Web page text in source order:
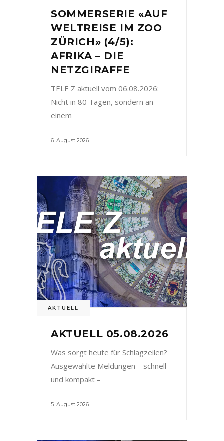
SOMMERSERIE «AUF
WELTREISE IM ZOO
ZÜRICH» (4/5):
AFRIKA – DIE
NETZGIRAFFE
TELE Z aktuell vom 06.08.2026:
Nicht in 80 Tagen, sondern an
einem
6. August 2026
AKTUELL
AKTUELL 05.08.2026
Was sorgt heute für Schlagzeilen?
Ausgewählte Meldungen – schnell
und kompakt –
5. August 2026